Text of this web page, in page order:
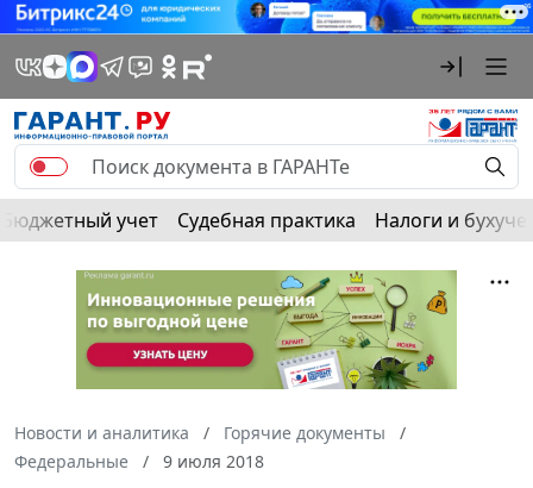
Бюджетный учет Судебная практика Налоги и
Новости и аналитика
Горячие документы
Федеральные
9 июля 2018